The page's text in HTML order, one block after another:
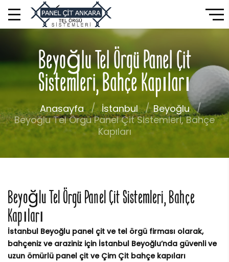
Beyoğlu Tel Örgü Panel Çit
Sistemleri, Bahçe Kapıları
Anasayfa İstanbul
Beyoğlu
Beyoğlu Tel Örgü Panel Çit Sistemleri, Bahçe
Kapıları
Beyoğlu Tel Örgü Panel Çit Sistemleri, Bahçe
Kapıları
İstanbul Beyoğlu panel çit ve tel örgü firması olarak,
bahçeniz ve araziniz için İstanbul Beyoğlu’nda güvenli ve
uzun ömürlü panel çit ve Çim Çit bahçe kapıları